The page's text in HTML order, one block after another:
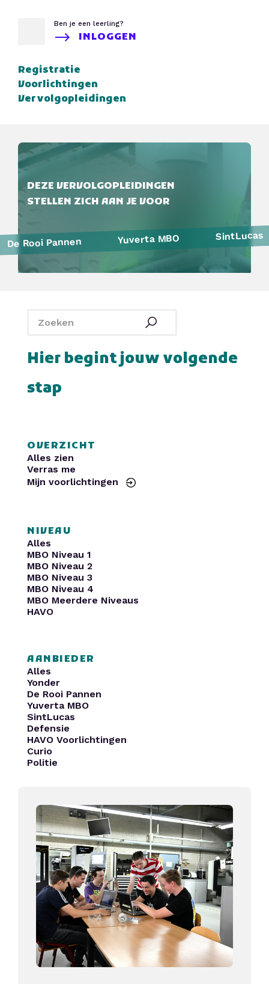
Ben je een leerling?
INLOGGEN
Registratie
Voorlichtingen
Vervolgopleidingen
DEZE VERVOLGOPLEIDINGEN
STELLEN ZICH AAN JE VOOR
De Rooi Pannen Yuverta MBO SintLucas
HAVO Voorlichtingen
De Rooi Pannen Yuverta MBO SintLucas
HAVO Voorlichtingen
Hier begint jouw volgende
stap
OVERZICHT
Alles zien
Verras me
Mijn voorlichtingen
NIVEAU
Alles
MBO Niveau 1
MBO Niveau 2
MBO Niveau 3
MBO Niveau 4
MBO Meerdere Niveaus
HAVO
AANBIEDER
Alles
Yonder
De Rooi Pannen
Yuverta MBO
SintLucas
Defensie
HAVO Voorlichtingen
Curio
Politie